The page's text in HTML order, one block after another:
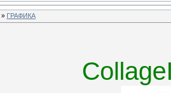
» ГРАФИКА